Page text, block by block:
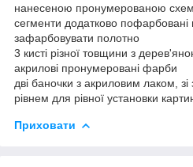
нанесеною пронумерованою
сегменти додатково пофарбовані
зафарбовувати полотно
3 кисті різної товщини з
акрилові пронумеровані фарби
дві баночки з акриловим лаком,
рівнем для рівної установки
Приховати